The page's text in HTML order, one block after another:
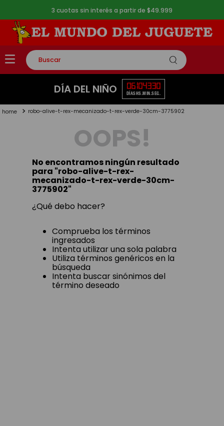
3 cuotas sin interés a partir de $49.999
Buscar
TÉRMINOS MÁS BUSCADOS
2.
lego
toy story
DÍA DEL NIÑO 06
DÍAS
10
HS.
43
MIN.
29
SEG.
robo-alive-t-rex-mecanizado-t-rex-verde-30cm-3775902
OOPS!
No encontramos ningún resultado
para "robo-alive-t-rex-
mecanizado-t-rex-verde-30cm-
3775902"
¿Qué debo hacer?
Comprueba los términos
ingresados
Intenta utilizar una sola palabra
Utiliza términos genéricos en la
búsqueda
Intenta buscar sinónimos del
término deseado